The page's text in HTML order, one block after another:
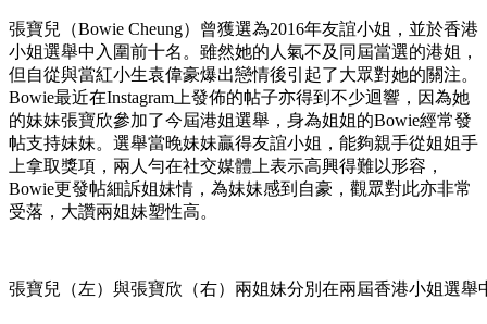
張寶兒（Bowie Cheung）曾獲選為2016年友誼小姐，並於香港
小姐選舉中入圍前十名。雖然她的人氣不及同屆當選的港姐，
但自從與當紅小生袁偉豪爆出戀情後引起了大眾對她的關注。
Bowie最近在Instagram上發佈的帖子亦得到不少迴響，因為她
的妹妹張寶欣參加了今屆港姐選舉，身為姐姐的Bowie經常發
帖支持妹妹。選舉當晚妹妹贏得友誼小姐，能夠親手從姐姐手
上拿取獎項，兩人勻在社交媒體上表示高興得難以形容，
Bowie更發帖細訴姐妹情，為妹妹感到自豪，觀眾對此亦非常
受落，大讚兩姐妹塑性高。
張寶兒（左）與張寶欣（右）兩姐妹分別在兩屆香港小姐選